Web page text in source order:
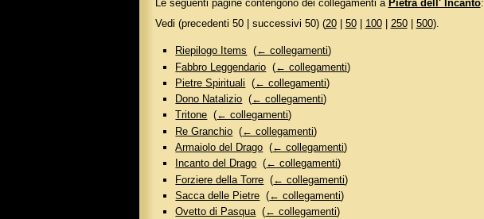
Le seguenti pagine contengono dei collegamenti a Pietra dell' Incanto:
Vedi (precedenti 50 | successivi 50) (20| 50| 100| 250| 500).
Riepilogo Items ‎(← collegamenti)
Fabbro Leggendario ‎(← collegamenti)
Pietre Spirituali ‎(← collegamenti)
Dono Natalizio ‎(← collegamenti)
Tritone ‎(← collegamenti)
Re Granchio ‎(← collegamenti)
Armaiolo del Drago ‎(← collegamenti)
Incanto del Drago ‎(← collegamenti)
Forziere della Torre ‎(← collegamenti)
Sacca delle Pietre ‎(← collegamenti)
Ovetto di Pasqua‎(← collegamenti)